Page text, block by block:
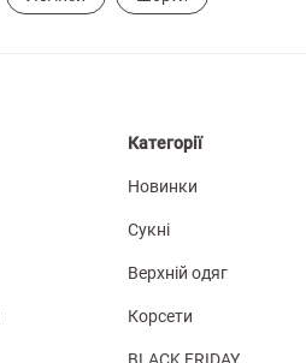
Категорії
Новинки
Сукні
Верхній одяг
Корсети
BLACK FRIDAY